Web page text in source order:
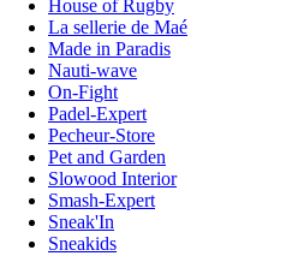
House of Rugby
La sellerie de Maé
Made in Paradis
Nauti-wave
On-Fight
Padel-Expert
Pecheur-Store
Pet and Garden
Slowood Interior
Smash-Expert
Sneak'In
Sneakids